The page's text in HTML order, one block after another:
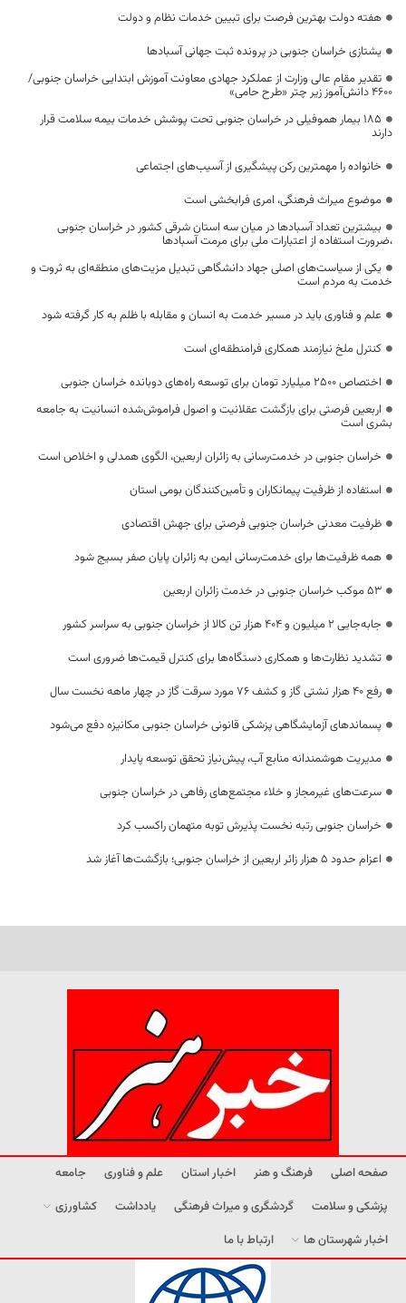
هفته دولت بهترین فرصت برای تبیین خدمات نظام و دولت
یشتازی خراسان جنوبی در پرونده ثبت جهانی آسبادها
تقدیر مقام عالی وزارت از عملکرد جهادی معاونت آموزش ابتدایی خراسان جنوبی/
۴۶۰۰ دانش‌آموز زیر چتر «طرح حامی»
۱۸۵ بیمار هموفیلی در خراسان جنوبی تحت پوشش خدمات بیمه سلامت قرار
دارند
خانواده را مهمترین رکن پیشگیری از آسیب‌های اجتماعی
موضوع میراث فرهنگی، امری فرابخشی است
بیشترین تعداد آسبادها در میان سه استان شرقی کشور در خراسان جنوبی
،ضرورت استفاده از اعتبارات ملی برای مرمت آسبادها
یکی از سیاست‌های اصلی جهاد دانشگاهی تبدیل مزیت‌های منطقه‌ای به ثروت و
خدمت به مردم است
علم و فناوری باید در مسیر خدمت به انسان و مقابله با ظلم به کار گرفته شود
کنترل ملخ نیازمند همکاری فرامنطقه‌ای است
اختصاص 2500 میلیارد تومان برای توسعه راه‌های دوبانده خراسان جنوبی
اربعین فرصتی برای بازگشت عقلانیت و اصول فراموش‌شده انسانیت به جامعه
بشری است
خراسان جنوبی در خدمت‌رسانی به زائران اربعین، الگوی همدلی و اخلاص است
استفاده از ظرفیت پیمانکاران و تأمین‌کنندگان بومی استان
ظرفیت معدنی خراسان جنوبی فرصتی برای جهش اقتصادی
همه ظرفیت‌ها برای خدمت‌رسانی ایمن به زائران پایان صفر بسیج شود
53 موکب خراسان جنوبی در خدمت زائران اربعین
جابه‌جایی 2 میلیون و 404 هزار تن کالا از خراسان جنوبی به سراسر کشور
تشدید نظارت‌ها و همکاری دستگاه‌ها برای کنترل قیمت‌ها ضروری است
رفع 40 هزار نشتی گاز و کشف 76 مورد سرقت گاز در چهار ماهه نخست سال
پسماندهای آزمایشگاهی پزشکی قانونی خراسان جنوبی مکانیزه دفع می‌شود
مدیریت هوشمندانه منابع آب، پیش‌نیاز تحقق توسعه پایدار
سرعت‌های غیرمجاز و خلاء مجتمع‌های رفاهی در خراسان جنوبی
خراسان جنوبی رتبه نخست پذیرش توبه متهمان راکسب کرد
اعزام حدود 5 هزار زائر اربعین از خراسان جنوبی؛ بازگشت‌ها آغاز شد
صفحه اصلی فرهنگ و هنر اخبار استان علم و فناوری
جامعه
پزشکی و سلامت
گردشگری و میراث فرهنگی یادداشت
کشاورزی
اخبار شهرستان ها
ارتباط با ما